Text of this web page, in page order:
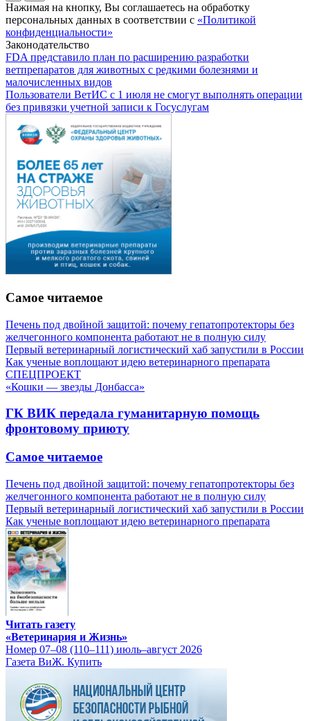
Нажимая на кнопку, Вы соглашаетесь на обработку
персональных данных в соответствии с «Политикой
конфиденциальности»
Законодательство
FDA представило план по расширению разработки
ветпрепаратов для животных с редкими болезнями и
малочисленных видов
Пользователи ВетИС с 1 июля не смогут выполнять операции
без привязки учетной записи к Госуслугам
Самое читаемое
Печень под двойной защитой: почему гепатопротекторы без
желчегонного компонента работают не в полную силу
Первый ветеринарный логистический хаб запустили в России
Как ученые воплощают идею ветеринарного препарата
СПЕЦПРОЕКТ
«Кошки — звезды Донбасса»
ГК ВИК передала гуманитарную помощь
фронтовому приюту
Самое читаемое
Печень под двойной защитой: почему гепатопротекторы без
желчегонного компонента работают не в полную силу
Первый ветеринарный логистический хаб запустили в России
Как ученые воплощают идею ветеринарного препарата
Читать газету
«Ветеринария и Жизнь»
Номер 07–08 (110–111) июль–август 2026
Газета ВиЖ. Купить